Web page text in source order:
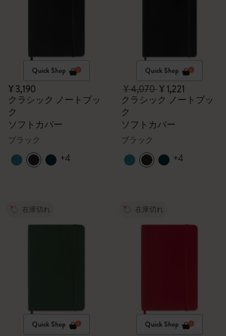
Quick Shop
¥ 3,190
クラシック ノートブッ
ク
ソフトカバー
ブラック
+4
Quick Shop
¥ 4,070¥ 1,221
クラシック ノートブッ
ク
ソフトカバー
ブラック
+4
在庫切れ
Quick Shop
在庫切れ
Quick Shop